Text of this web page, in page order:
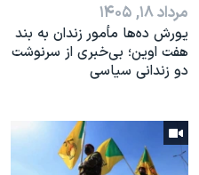
مرداد ۱۸, ۱۴۰۵
یورش ده‌ها مأمور زندان به بند
هفت اوین؛ بی‌خبری از سرنوشت
دو زندانی سیاسی